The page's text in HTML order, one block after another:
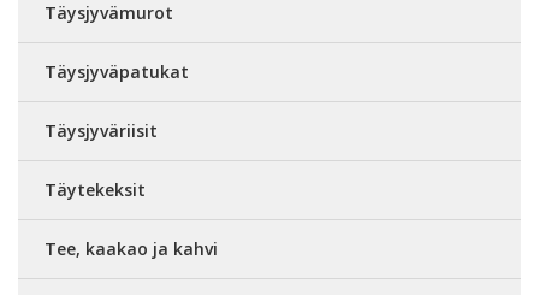
Täysjyvämurot
Täysjyväpatukat
Täysjyväriisit
Täytekeksit
Tee, kaakao ja kahvi